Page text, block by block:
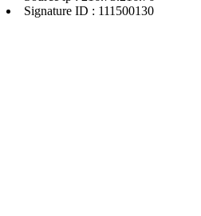
Signature ID : 111500130